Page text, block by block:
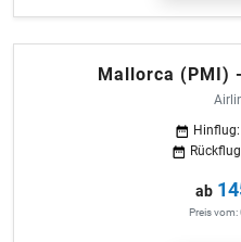
Mallorca (PMI)
ab
Preis